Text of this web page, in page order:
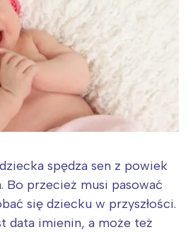
spędza sen z powiek
Bo przecież musi pasować
się dziecku w przyszłości.
data imienin, a może też